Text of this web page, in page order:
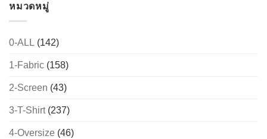
หมวดหมู่
0-ALL (142)
1-Fabric (158)
2-Screen (43)
3-T-Shirt(237)
4-Oversize (46)